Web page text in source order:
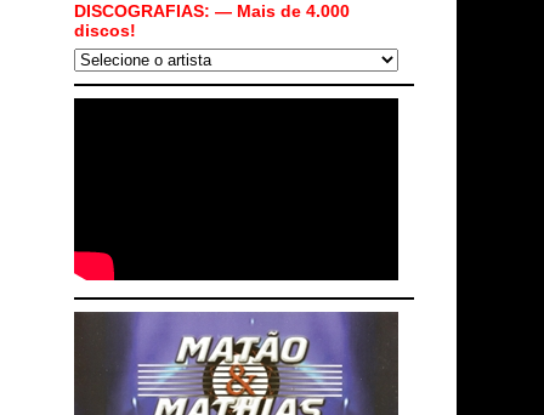
DISCOGRAFIAS: — Mais de 4.000
discos!